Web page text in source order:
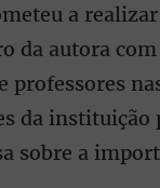
a
da autora
professores
da instituição
sobre a